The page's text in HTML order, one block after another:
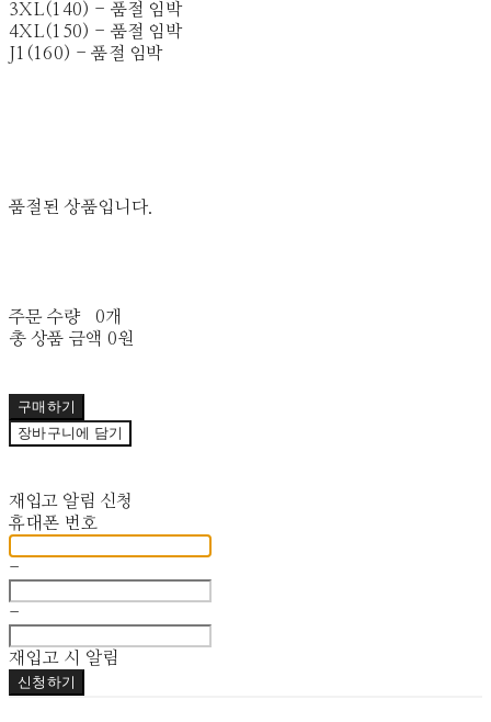
3XL(140) - 품절 임박
4XL(150) - 품절 임박
J1(160) - 품절 임박
품절된 상품입니다.
주문 수량
0개
총 상품 금액 0원
구매하기
장바구니에 담기
재입고 알림 신청
휴대폰 번호
-
-
재입고 시 알림
신청하기